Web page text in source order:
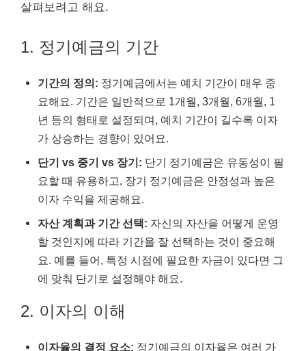
살펴보려고 해요.
1. 정기예금의 기간
기간의 정의: 정기예금에서는 예치 기간이 매우 중
요해요. 기간은 일반적으로 1개월, 3개월, 6개월, 1
년 등의 형태로 설정되며, 예치 기간이 길수록 이자
가 상승하는 경향이 있어요.
단기 vs 중기 vs 장기: 단기 정기예금은 유동성이 필
요할 때 유용하고, 장기 정기예금은 안정성과 높은
이자 수익을 제공해요.
자산 계획과 기간 선택: 자신의 자산을 어떻게 운영
할 것인지에 따라 기간을 잘 선택하는 것이 중요해
요. 예를 들어, 특정 시점에 필요한 자금이 있다면 그
에 맞춰 단기로 설정해야 해요.
2. 이자의 이해
이자율의 결정 요소: 정기예금의 이자율은 여러 가